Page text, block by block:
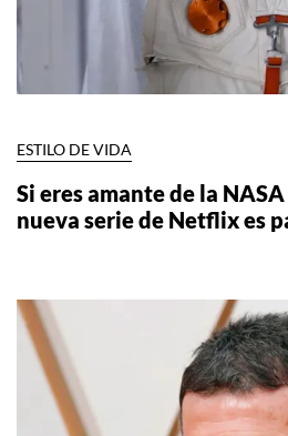
ESTILO DE VIDA
Si eres amante de la
nueva serie de Netflix es